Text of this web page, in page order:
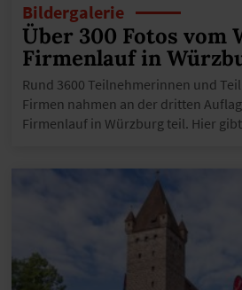
Bildergalerie
Über 300 Fotos vom
Firmenlauf in
Rund 3600 Teilnehmerinnen und
Firmen nahmen an der dritten
Firmenlauf in Würzburg teil. Hier